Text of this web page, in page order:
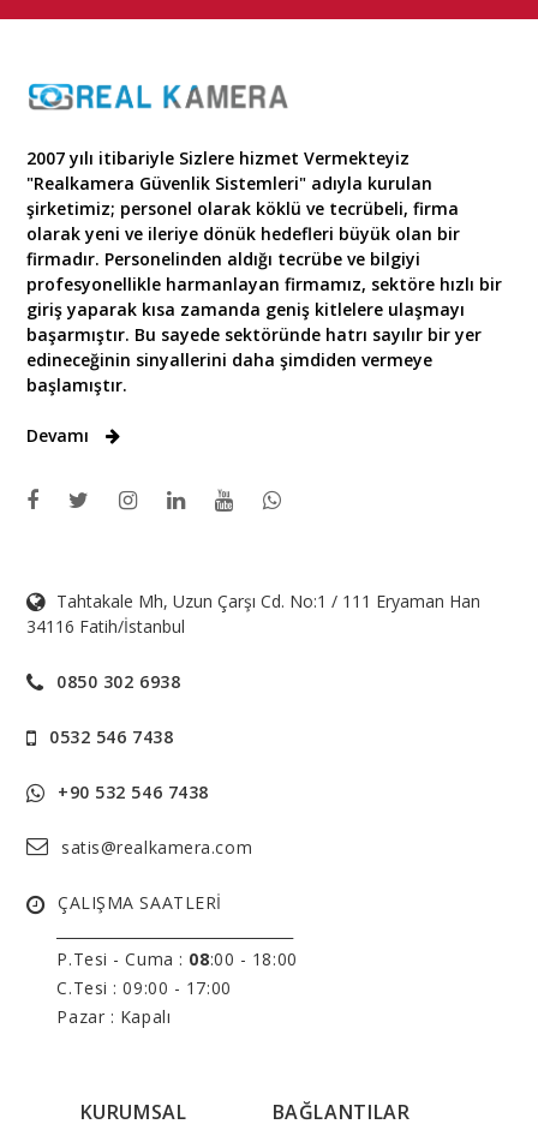
2007 yılı itibariyle Sizlere hizmet Vermekteyiz
"Realkamera Güvenlik Sistemleri" adıyla kurulan
şirketimiz; personel olarak köklü ve tecrübeli, firma
olarak yeni ve ileriye dönük hedefleri büyük olan bir
firmadır. Personelinden aldığı tecrübe ve bilgiyi
profesyonellikle harmanlayan firmamız, sektöre hızlı bir
giriş yaparak kısa zamanda geniş kitlelere ulaşmayı
başarmıştır. Bu sayede sektöründe hatrı sayılır bir yer
edineceğinin sinyallerini daha şimdiden vermeye
başlamıştır.
Devamı
Tahtakale Mh, Uzun Çarşı Cd. No:1 / 111 Eryaman Han
34116 Fatih/İstanbul
0850 302 6938
0532 546 7438
+90 532 546 7438
satis@realkamera.com
ÇALIŞMA SAATLERİ
P.Tesi - Cuma : 08:00 - 18:00
C.Tesi : 09:00 - 17:00
Pazar : Kapalı
KURUMSAL BAĞLANTILAR